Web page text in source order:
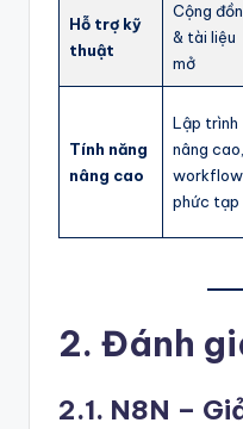
Hỗ trợ kỹ
thuật
Cộng
& tài liệu
mở
Tính năng
nâng cao
Lập trình
nâng cao,
workflow
phức tạp
2. Đánh
2.1. N8N –